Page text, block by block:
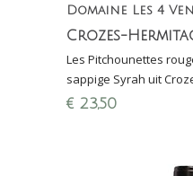
Domaine Les 4
Les Pitchounettes
sappige Syrah uit
Rhône) met veel fruit
€ 23,50